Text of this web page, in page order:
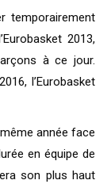
temporairement
2013,
à ce jour.
l’Eurobasket
année face
en équipe de
son plus haut